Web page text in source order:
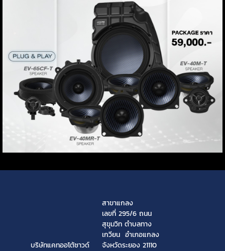
บริษัทแคทออโต้ซาวด์
สาขาแกลง
เลขที่ 295/6 ถนน
สุขุมวิท ตำบลทาง
เกวียน อำเภอแกลง
จังหวัดระยอง 21110